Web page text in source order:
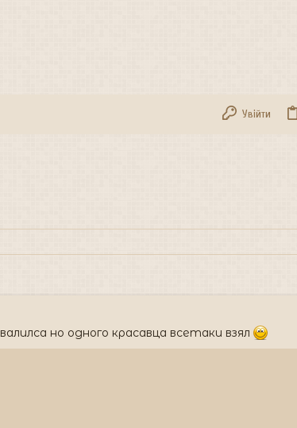
Увійти
но одного красавца всетаки взял